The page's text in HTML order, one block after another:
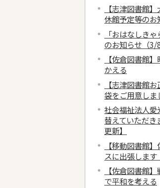
【志津図書館
休館予定等のお
「おはなしき
のお知らせ（3/8
【佐倉図書館
かえる
【志津図書館
袋をご用意しま
社会福祉法人愛
替えていただ
更新】
【移動図書館
スに出張します
【佐倉図書館
で平和を考える